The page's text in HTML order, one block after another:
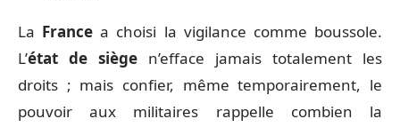
La France a choisi la vigilance comme boussole.
L’état de siège n’efface jamais totalement les
droits ; mais confier, même temporairement, le
pouvoir aux militaires rappelle combien la